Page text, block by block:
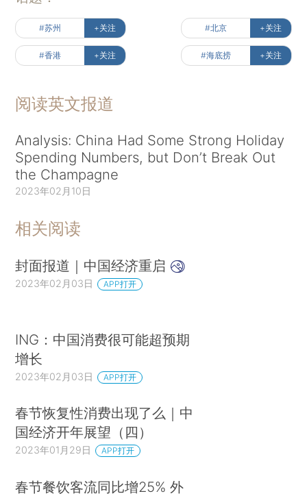
#苏州 +关注 #北京 +关注
#香港 +关注 #海底捞 +关注
阅读英文报道
Analysis: China Had Some Strong Holiday
Spending Numbers, but Don’t Break Out
the Champagne
2023年02月10日
相关阅读
封面报道｜中国经济重启
2023年02月03日 APP打开
ING：中国消费很可能超预期
增长
2023年02月03日 APP打开
春节恢复性消费出现了么｜中
国经济开年展望（四）
2023年01月29日 APP打开
春节餐饮客流同比增25% 外